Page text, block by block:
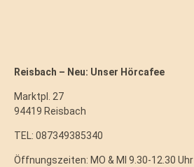
Reisbach – Neu: Unser Hörcafee
Marktpl. 27
94419 Reisbach
TEL: 087349385340
Öffnungszeiten: MO & MI 9.30-12.30 Uhr